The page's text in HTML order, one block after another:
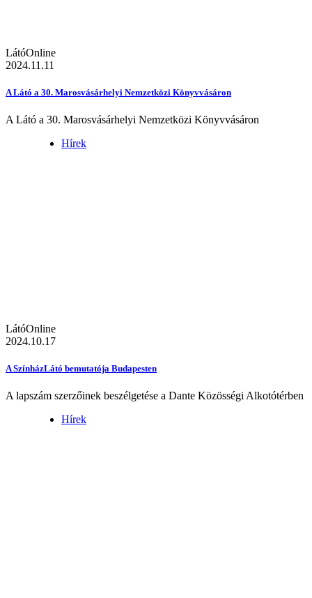
LátóOnline
2024.11.11
A Látó a 30. Marosvásárhelyi Nemzetközi Könyvvásáron
A Látó a 30. Marosvásárhelyi Nemzetközi Könyvvásáron
Hírek
LátóOnline
2024.10.17
A SzínházLátó bemutatója Budapesten
A lapszám szerzőinek beszélgetése a Dante Közösségi Alkotótérben
Hírek